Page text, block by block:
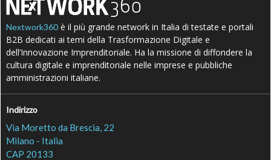
Nextwork360 è il più grande network in Italia di testate e portali
B2B dedicati ai temi della Trasformazione Digitale e
dell’Innovazione Imprenditoriale. Ha la missione di diffondere la
cultura digitale e imprenditoriale nelle imprese e pubbliche
amministrazioni italiane.
Indirizzo
Via Moretto da Brescia, 22
Milano - Italia
CAP 20133